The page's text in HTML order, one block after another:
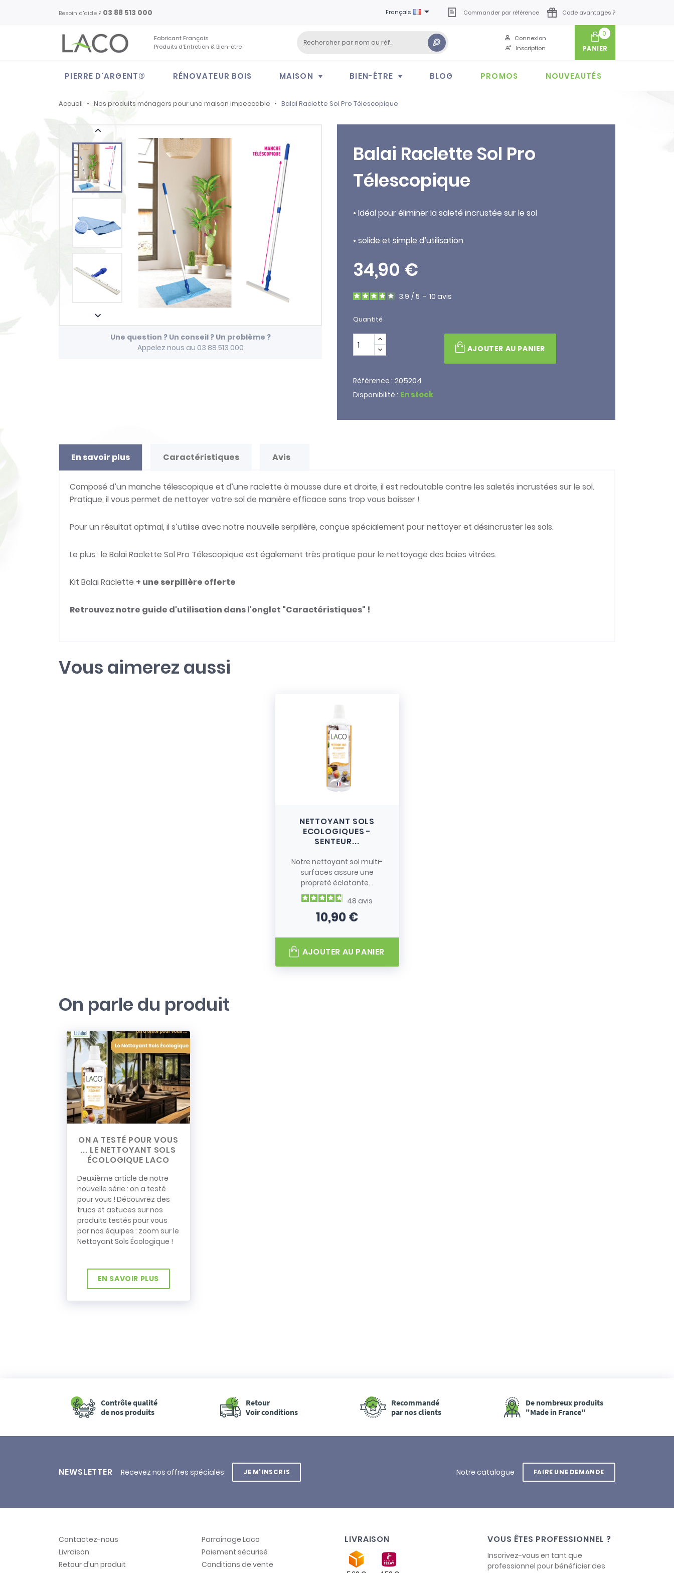
Besoin d'aide ? 03 88 513 000 Français  Commander par référence Code avantages ?
Fabricant Français
Produits d’Entretien & Bien-être
Inscription
Connexion
0
PANIER
PIERRE D'ARGENT® RÉNOVATEUR BOIS MAISON BIEN-ÊTRE BLOG PROMOS NOUVEAUTÉS
Accueil Nos produits ménagers pour une maison impeccable Balai Raclette Sol Pro Télescopique


Une question ? Un conseil ? Un problème ?
Appelez nous au 03 88 513 000
Balai Raclette Sol Pro
Télescopique
• Idéal pour éliminer la saleté incrustée sur le sol
• solide et simple d’utilisation
34,90 €
3.9 / 5 - 10 avis
Quantité
AJOUTER AU PANIER
Référence : 205204
Disponibilité : En stock
En savoir plus Caractéristiques Avis
Composé d’un manche télescopique et d’une raclette à mousse dure et droite, il est redoutable contre les saletés incrustées sur le sol.
Pratique, il vous permet de nettoyer votre sol de manière efficace sans trop vous baisser !
Pour un résultat optimal, il s’utilise avec notre nouvelle serpillère, conçue spécialement pour nettoyer et désincruster les sols.
Le plus : le Balai Raclette Sol Pro Télescopique est également très pratique pour le nettoyage des baies vitrées.
Kit Balai Raclette + une serpillère offerte
Retrouvez notre guide d'utilisation dans l'onglet "Caractéristiques" !
Vous aimerez aussi
NETTOYANT SOLS
ECOLOGIQUES -
SENTEUR...
Notre nettoyant sol multi-
surfaces assure une
propreté éclatante...
48 avis
Prix
10,90 €
AJOUTER AU PANIER
On parle du produit
ON A TESTÉ POUR VOUS
... LE NETTOYANT SOLS
ÉCOLOGIQUE LACO
Deuxième article de notre
nouvelle série : on a testé
pour vous ! Découvrez des
trucs et astuces sur nos
produits testés pour vous
par nos équipes : zoom sur le
Nettoyant Sols Écologique !
EN SAVOIR PLUS
Contrôle qualité
de nos produits
Retour
Voir conditions
Recommandé
par nos clients
De nombreux produits
"Made in France"
NEWSLETTER Recevez nos offres spéciales JE M'INSCRIS Notre catalogue FAIRE UNE DEMANDE
Contactez-nous
Livraison
Retour d'un produit
Parrainage Laco
Paiement sécurisé
Conditions de vente
LIVRAISON VOUS ÊTES PROFESSIONNEL ?
Inscrivez-vous en tant que
professionnel pour bénéficier des